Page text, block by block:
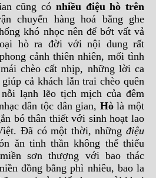
cũng có nhiều điệu hò trên
chuyển hàng hoá bằng ghe
khó nhọc nên để bớt vất vả
hò ra đời với nội dung rất
cảnh thiên nhiên, mối tình
chèo cất nhịp, những lời ca
cả khách lẫn trai chèo quên
lạnh lẽo tịch mịch của đêm
dân tộc dân gian, Hòlà một
bó thân thiết với sinh hoạt lao
Đã có một thời, những điệu
ăn tinh thần không thể thiếu
sơn thượng với bao thác
đồng bằng phì nhiêu, bao la